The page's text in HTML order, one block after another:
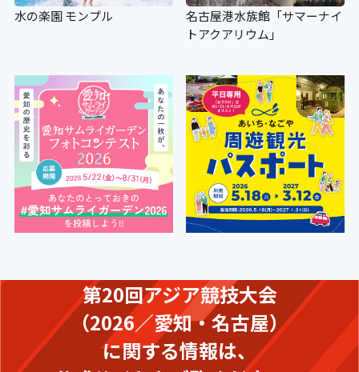
水の楽園 モンプル
名古屋港水族館「サマーナイ
トアクアリウム」
第20回アジア競技大会
（2026／愛知・名古屋）
に関する情報は、